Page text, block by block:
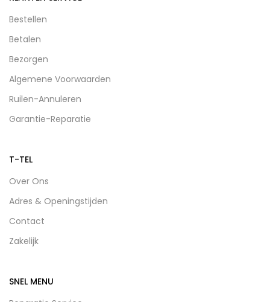
Bestellen
Betalen
Bezorgen
Algemene Voorwaarden
Ruilen-Annuleren
Garantie-Reparatie
T-TEL
Over Ons
Adres & Openingstijden
Contact
Zakelijk
SNEL MENU